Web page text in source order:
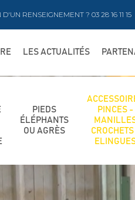
D'UN RENSEIGNEMENT ? 03 28 16 11 15
LES ACTUALITÉS
PIEDS
ÉLÉPHANTS
OU AGRÈS
PINCES -